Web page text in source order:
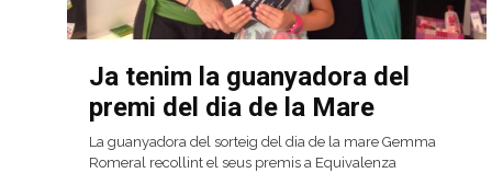
Ja tenim la guanyadora del
premi del dia de la Mare
La guanyadora del sorteig del dia de la mare Gemma
Romeral recollint el seus premis a Equivalenza